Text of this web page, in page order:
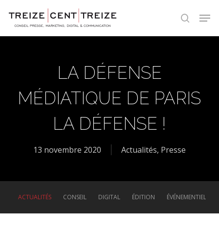
search
LA DÉFENSE
MÉDIATIQUE DE PARIS
LA DÉFENSE !
13 novembre 2020 Actualités, Presse
ACTUALITÉS CONSEIL DIGITAL ÉDITION ÉVÉNEMENTIEL